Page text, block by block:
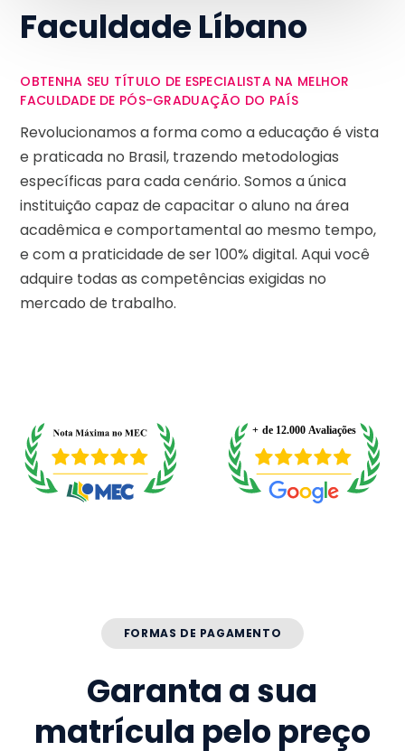
Faculdade Líbano
OBTENHA SEU TÍTULO DE ESPECIALISTA NA MELHOR
FACULDADE DE PÓS-GRADUAÇÃO DO PAÍS
Revolucionamos a forma como a educação é vista
e praticada no Brasil, trazendo metodologias
específicas para cada cenário. Somos a única
instituição capaz de capacitar o aluno na área
acadêmica e comportamental ao mesmo tempo,
e com a praticidade de ser 100% digital. Aqui você
adquire todas as competências exigidas no
mercado de trabalho.
FORMAS DE PAGAMENTO
Garanta a sua
matrícula pelo preço